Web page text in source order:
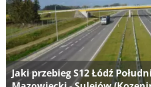
Jaki przebieg S12 Łódź